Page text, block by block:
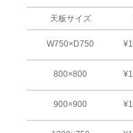
天板サイズ
W750×D750
800×800
900×900